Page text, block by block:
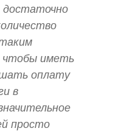
чтобы иметь
оплату
в
просто